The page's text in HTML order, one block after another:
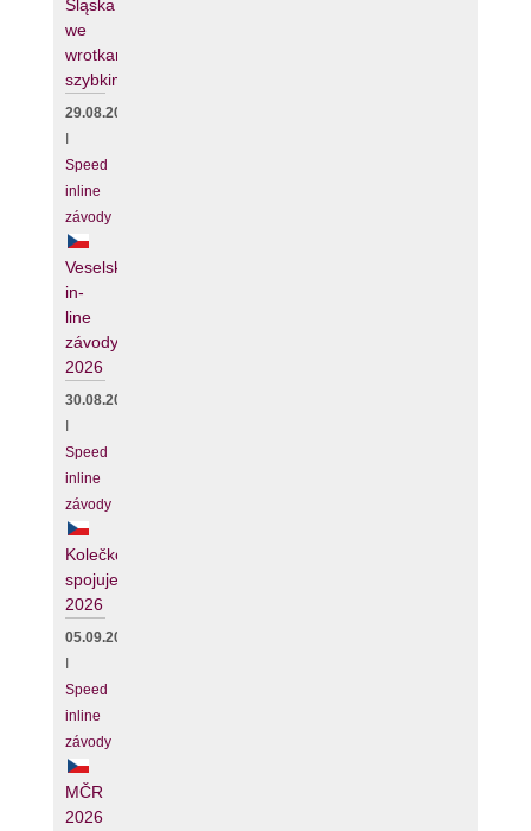
Śląska
we
wrotkarstwie
szybkim
29.08.2026
Speed
inline
závody
Veselské
in-
line
závody
2026
30.08.2026
Speed
inline
závody
Kolečko
spojuje
2026
05.09.2026
Speed
inline
závody
MČR
2026